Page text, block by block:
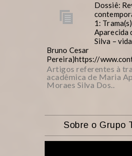
Dossiê:
1:
Aparecida
Silva –
Bruno Cesar
Pereira)https://
Artigos referentes à
acadêmica de Maria
Moraes Silva Dos..
Sobre o Grupo